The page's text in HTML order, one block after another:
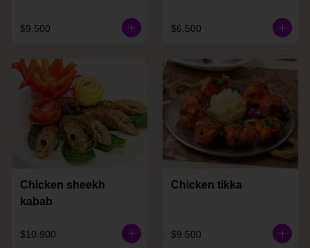
$9.500 $6.500
Chicken sheekh
kabab
$10.900
Chicken tikka
$9.500